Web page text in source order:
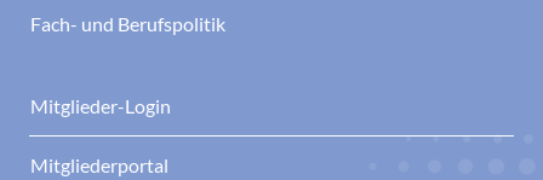
Fach- und Berufspolitik
Mitglieder-Login
Mitgliederportal